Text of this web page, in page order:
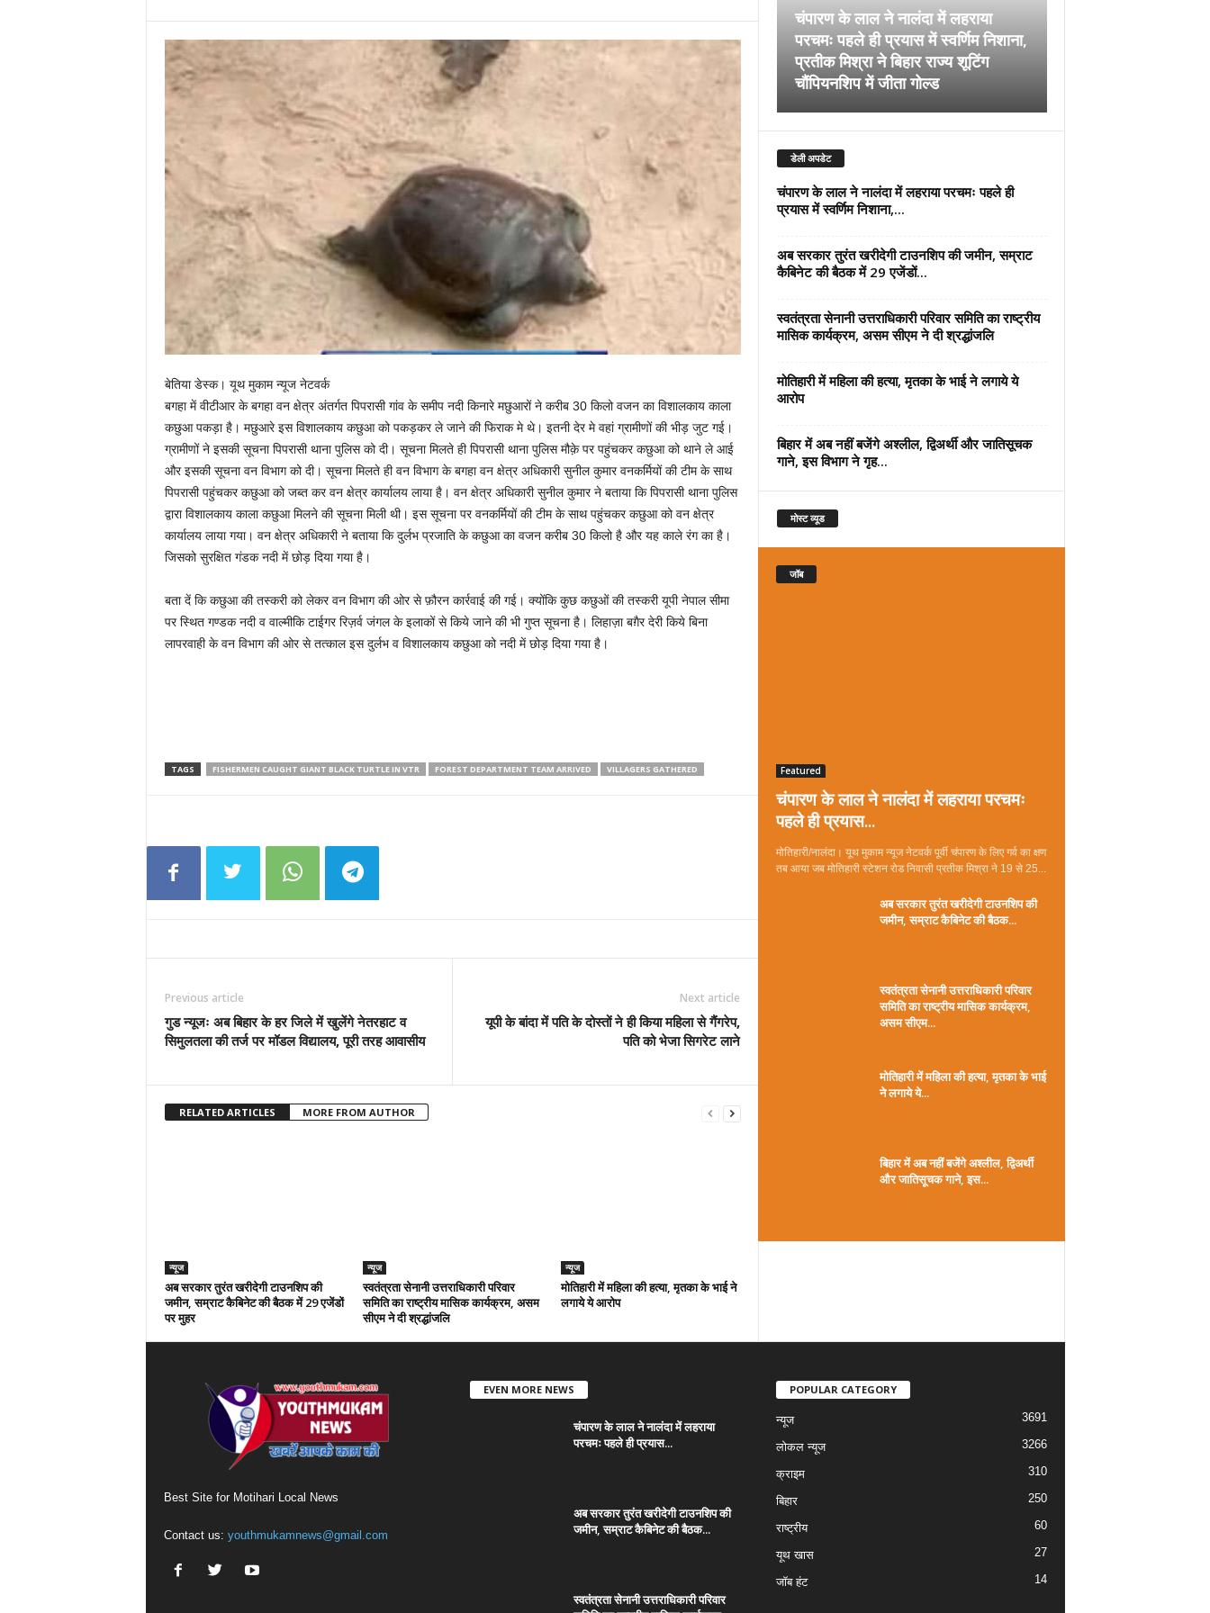
बेतिया डेस्क। यूथ मुकाम न्यूज नेटवर्क
बगहा में वीटीआर के बगहा वन क्षेत्र अंतर्गत पिपरासी गांव के समीप नदी किनारे मछुआरों ने करीब 30 किलो वजन का विशालकाय काला
कछुआ पकड़ा है। मछुआरे इस विशालकाय कछुआ को पकड़कर ले जाने की फिराक मे थे। इतनी देर मे वहां ग्रामीणों की भीड़ जुट गई।
ग्रामीणों ने इसकी सूचना पिपरासी थाना पुलिस को दी। सूचना मिलते ही पिपरासी थाना पुलिस मौक़े पर पहुंचकर कछुआ को थाने ले आई
और इसकी सूचना वन विभाग को दी। सूचना मिलते ही वन विभाग के बगहा वन क्षेत्र अधिकारी सुनील कुमार वनकर्मियों की टीम के साथ
पिपरासी पहुंचकर कछुआ को जब्त कर वन क्षेत्र कार्यालय लाया है। वन क्षेत्र अधिकारी सुनील कुमार ने बताया कि पिपरासी थाना पुलिस
द्वारा विशालकाय काला कछुआ मिलने की सूचना मिली थी। इस सूचना पर वनकर्मियों की टीम के साथ पहुंचकर कछुआ को वन क्षेत्र
कार्यालय लाया गया। वन क्षेत्र अधिकारी ने बताया कि दुर्लभ प्रजाति के कछुआ का वजन करीब 30 किलो है और यह काले रंग का है।
जिसको सुरक्षित गंडक नदी में छोड़ दिया गया है।
बता दें कि कछुआ की तस्करी को लेकर वन विभाग की ओर से फ़ौरन कार्रवाई की गई। क्योंकि कुछ कछुओं की तस्करी यूपी नेपाल सीमा
पर स्थित गण्डक नदी व वाल्मीकि टाईगर रिज़र्व जंगल के इलाकों से किये जाने की भी गुप्त सूचना है। लिहाज़ा बग़ैर देरी किये बिना
लापरवाही के वन विभाग की ओर से तत्काल इस दुर्लभ व विशालकाय कछुआ को नदी में छोड़ दिया गया है।
TAGS FISHERMEN CAUGHT GIANT BLACK TURTLE IN VTR FOREST DEPARTMENT TEAM ARRIVED VILLAGERS GATHERED
Previous article
गुड न्यूजः अब बिहार के हर जिले में खुलेंगे नेतरहाट व
सिमुलतला की तर्ज पर मॉडल विद्यालय, पूरी तरह आवासीय
Next article
यूपी के बांदा में पति के दोस्तों ने ही किया महिला से गैंगरेप,
पति को भेजा सिगरेट लाने
RELATED ARTICLES MORE FROM AUTHOR
न्यूज
अब सरकार तुरंत खरीदेगी टाउनशिप की
जमीन, सम्राट कैबिनेट की बैठक में 29 एजेंडों
पर मुहर
न्यूज
स्वतंत्रता सेनानी उत्तराधिकारी परिवार
समिति का राष्ट्रीय मासिक कार्यक्रम, असम
सीएम ने दी श्रद्धांजलि
न्यूज
मोतिहारी में महिला की हत्या, मृतका के भाई ने
लगाये ये आरोप
चंपारण के लाल ने नालंदा में लहराया
परचमः पहले ही प्रयास में स्वर्णिम निशाना,
प्रतीक मिश्रा ने बिहार राज्य शूटिंग
चौंपियनशिप में जीता गोल्ड
डेली अपडेट
चंपारण के लाल ने नालंदा में लहराया परचमः पहले ही
प्रयास में स्वर्णिम निशाना,...
अब सरकार तुरंत खरीदेगी टाउनशिप की जमीन, सम्राट
कैबिनेट की बैठक में 29 एजेंडों...
स्वतंत्रता सेनानी उत्तराधिकारी परिवार समिति का राष्ट्रीय
मासिक कार्यक्रम, असम सीएम ने दी श्रद्धांजलि
मोतिहारी में महिला की हत्या, मृतका के भाई ने लगाये ये
आरोप
बिहार में अब नहीं बजेंगे अश्लील, द्विअर्थी और जातिसूचक
गाने, इस विभाग ने गृह...
मोस्ट व्यूड
जॉब
Featured
चंपारण के लाल ने नालंदा में लहराया परचमः
पहले ही प्रयास...
मोतिहारी/नालंदा। यूथ मुकाम न्यूज नेटवर्क पूर्वी चंपारण के लिए गर्व का क्षण
तब आया जब मोतिहारी स्टेशन रोड निवासी प्रतीक मिश्रा ने 19 से 25...
अब सरकार तुरंत खरीदेगी टाउनशिप की
जमीन, सम्राट कैबिनेट की बैठक...
स्वतंत्रता सेनानी उत्तराधिकारी परिवार
समिति का राष्ट्रीय मासिक कार्यक्रम,
असम सीएम...
मोतिहारी में महिला की हत्या, मृतका के भाई
ने लगाये ये...
बिहार में अब नहीं बजेंगे अश्लील, द्विअर्थी
और जातिसूचक गाने, इस...
Best Site for Motihari Local News
Contact us: youthmukamnews@gmail.com
EVEN MORE NEWS
चंपारण के लाल ने नालंदा में लहराया
परचमः पहले ही प्रयास...
अब सरकार तुरंत खरीदेगी टाउनशिप की
जमीन, सम्राट कैबिनेट की बैठक...
स्वतंत्रता सेनानी उत्तराधिकारी परिवार
POPULAR CATEGORY
न्यूज 3691
लोकल न्यूज 3266
क्राइम 310
बिहार 250
राष्ट्रीय 60
यूथ खास 27
जॉब हंट 14